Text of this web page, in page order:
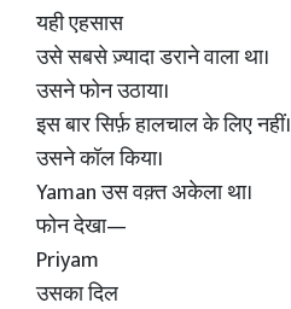
यही एहसास
उसे सबसे ज़्यादा डराने वाला था।
उसने फोन उठाया।
इस बार सिर्फ़ हालचाल के लिए नहीं।
उसने कॉल किया।
Yaman उस वक़्त अकेला था।
फोन देखा—
Priyam
उसका दिल